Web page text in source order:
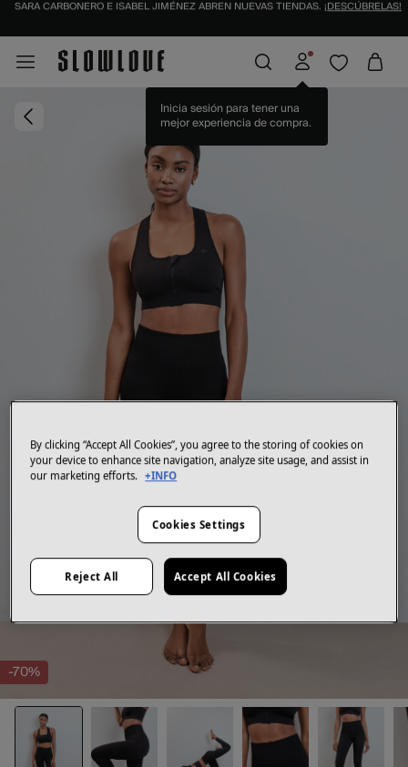
IDENTIFÍCATE COMO SOCIO Y DISFRUTA DE TODAS TUS VENTAJAS |INICIAR
Inicia sesión para tener una
mejor experiencia de compra.
-70%
By clicking “Accept All Cookies”, you agree to the storing of cookies on
your device to enhance site navigation, analyze site usage, and assist in
our marketing efforts. +INFO
Cookies Settings
Reject All Accept All Cookies